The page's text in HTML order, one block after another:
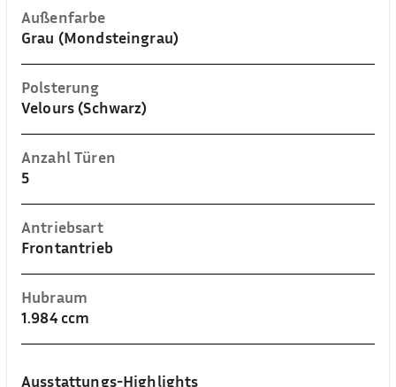
Außenfarbe
Grau (Mondsteingrau)
Polsterung
Velours (Schwarz)
Anzahl Türen
5
Antriebsart
Frontantrieb
Hubraum
1.984 ccm
Ausstattungs-Highlights